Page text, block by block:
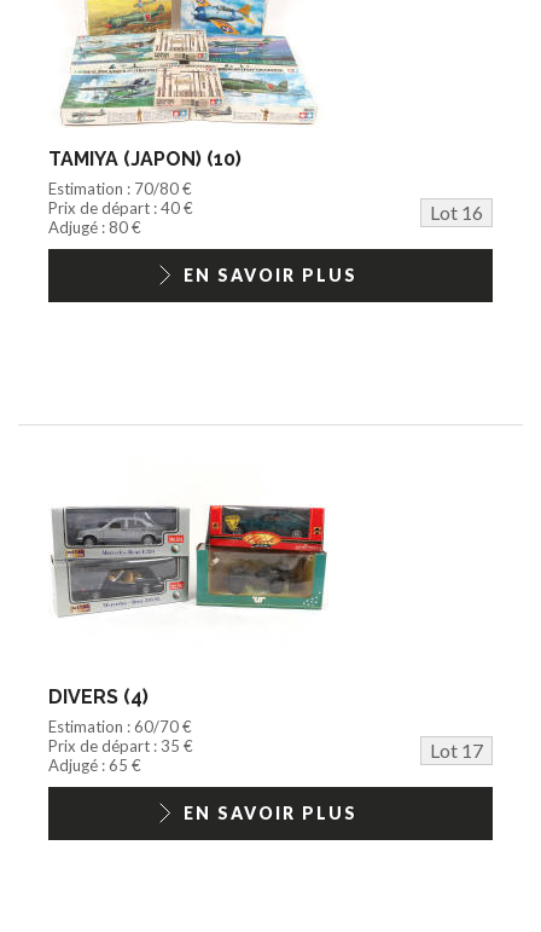
TAMIYA (JAPON) (10)
Estimation : 70/80 €
Prix de départ : 40 €
Lot 16
Adjugé : 80 €
EN SAVOIR PLUS
DIVERS (4)
Estimation : 60/70 €
Prix de départ : 35 €
Lot 17
Adjugé : 65 €
EN SAVOIR PLUS